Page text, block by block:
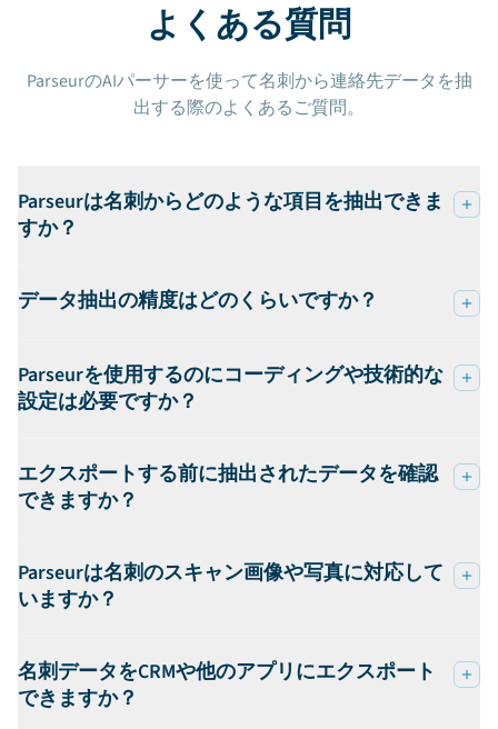
よくある質問
ParseurのAIパーサーを使って名刺から連絡先データを抽
出する際のよくあるご質問。
Parseurは名刺からどのような項目を抽出できま
すか？
データ抽出の精度はどのくらいですか？
Parseurを使用するのにコーディングや技術的な
設定は必要ですか？
エクスポートする前に抽出されたデータを確認
できますか？
Parseurは名刺のスキャン画像や写真に対応して
いますか？
名刺データをCRMや他のアプリにエクスポート
できますか？